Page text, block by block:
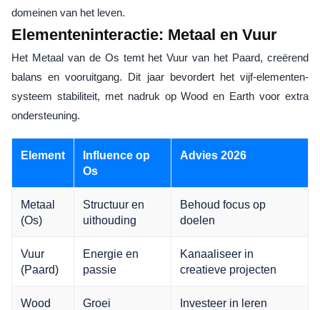
domeinen van het leven.
Elementeninteractie: Metaal en Vuur
Het Metaal van de Os temt het Vuur van het Paard, creërend
balans en vooruitgang. Dit jaar bevordert het vijf-elementen-
systeem stabiliteit, met nadruk op Wood en Earth voor extra
ondersteuning.
Element
Influence op
Os
Advies 2026
Metaal
(Os)
Structuur en
uithouding
Behoud focus op
doelen
Vuur
(Paard)
Energie en
passie
Kanaaliseer in
creatieve projecten
Wood Groei Investeer in leren